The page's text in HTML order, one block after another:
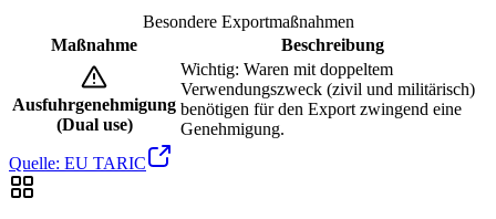
Besondere Exportmaßnahmen
Maßnahme
Beschreibung
Ausfuhrgenehmigung
(Dual use)
Wichtig: Waren mit doppeltem
Verwendungszweck (zivil und militärisch)
benötigen für den Export zwingend eine
Genehmigung.
Quelle: EU TARIC